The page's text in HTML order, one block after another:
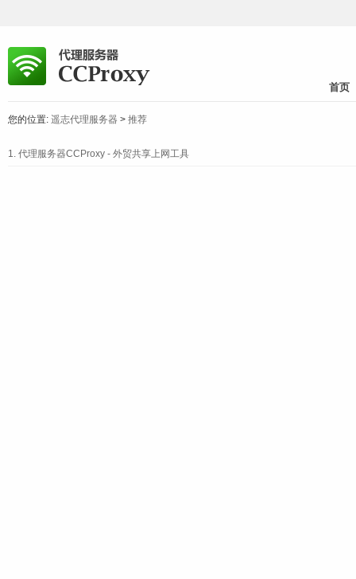
首页
您的位置: 遥志代理服务器 > 推荐
1. 代理服务器CCProxy - 外贸共享上网工具